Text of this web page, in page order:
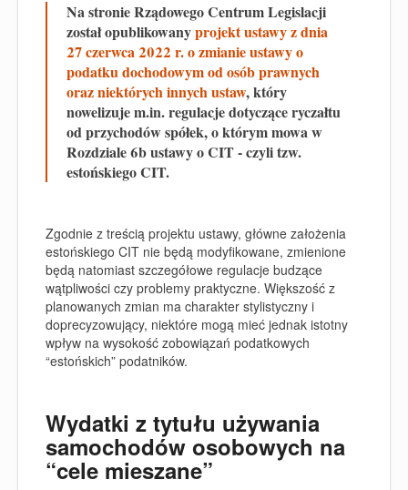
Na stronie Rządowego Centrum Legislacji
został opublikowanyprojekt ustawy z dnia
27 czerwca 2022 r. o zmianie ustawy o
podatku dochodowym od osób prawnych
oraz niektórych innych ustaw, który
nowelizuje m.in. regulacje dotyczące ryczałtu
od przychodów spółek, o którym mowa w
Rozdziale 6b ustawy o CIT - czyli tzw.
estońskiego CIT.
Zgodnie z treścią projektu ustawy, główne założenia
estońskiego CIT nie będą modyfikowane, zmienione
będą natomiast szczegółowe regulacje budzące
wątpliwości czy problemy praktyczne. Większość z
planowanych zmian ma charakter stylistyczny i
doprecyzowujący, niektóre mogą mieć jednak istotny
wpływ na wysokość zobowiązań podatkowych
“estońskich” podatników.
Wydatki z tytułu używania
samochodów osobowych na
“cele mieszane”